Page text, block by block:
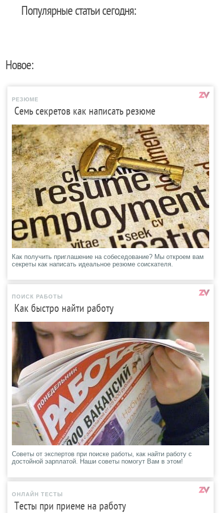
Популярные статьи сегодня:
Новое:
РЕЗЮМЕ
Семь секретов как написать резюме
Как получить приглашение на собеседование? Мы откроем вам
секреты как написать идеальное резюме соискателя.
ПОИСК РАБОТЫ
Как быстро найти работу
Советы от экспертов при поиске работы, как найти работу с
достойной эарплатой. Наши советы помогут Вам в этом!
ОНЛАЙН ТЕСТЫ
Тесты при приеме на работу